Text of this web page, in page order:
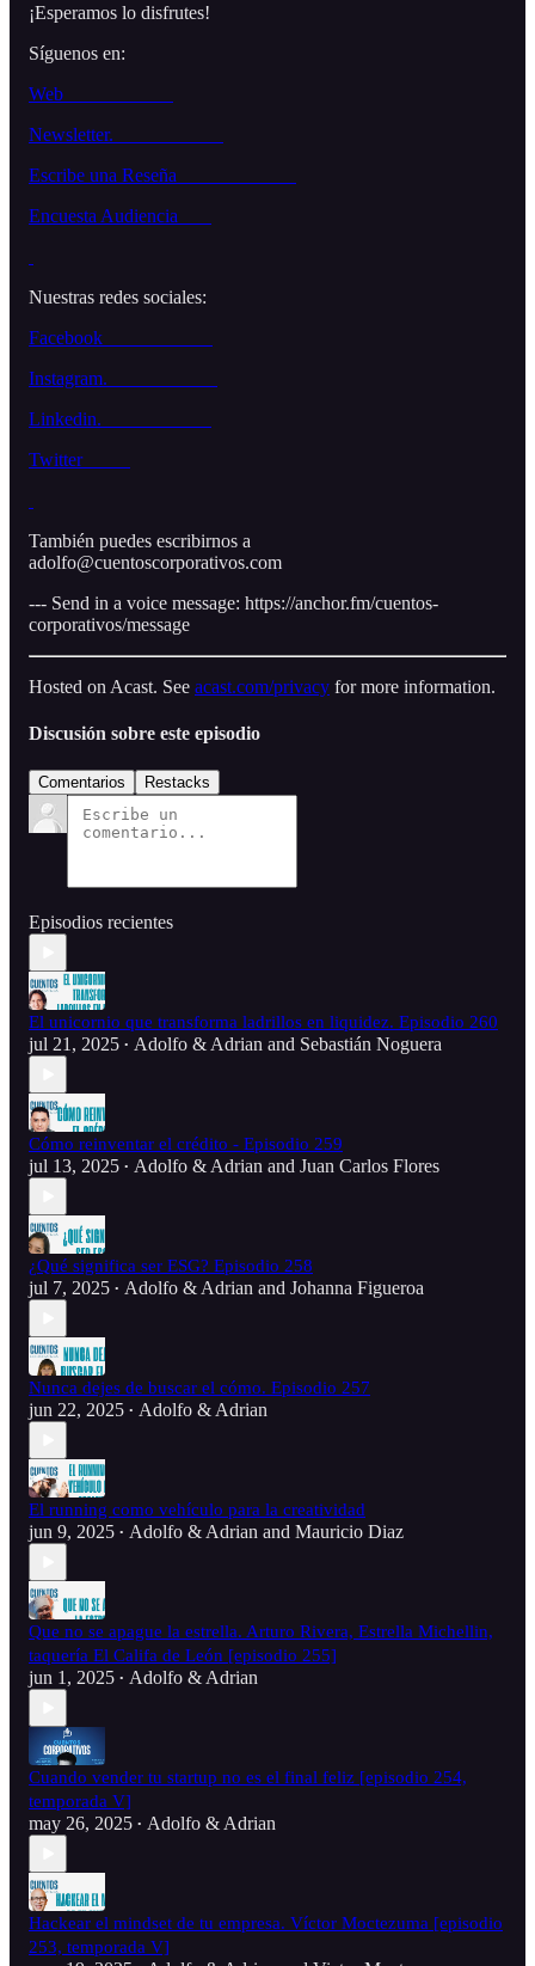
¡Esperamos lo disfrutes!
Síguenos en:
Web
Newsletter.
Escribe una Reseña
Encuesta Audiencia
Nuestras redes sociales:
Facebook
Instagram.
Linkedin.
Twitter
También puedes escribirnos a
adolfo@cuentoscorporativos.com
--- Send in a voice message: https://anchor.fm/cuentos-
corporativos/message
Hosted on Acast. See acast.com/privacy for more information.
Discusión sobre este episodio
Comentarios Restacks
Episodios recientes
El unicornio que transforma ladrillos en liquidez. Episodio 260
jul 21, 2025 • Adolfo & Adrian and Sebastián Noguera
Cómo reinventar el crédito - Episodio 259
jul 13, 2025 • Adolfo & Adrian and Juan Carlos Flores
¿Qué significa ser ESG? Episodio 258
jul 7, 2025 • Adolfo & Adrian and Johanna Figueroa
Nunca dejes de buscar el cómo. Episodio 257
jun 22, 2025 • Adolfo & Adrian
El running como vehículo para la creatividad
jun 9, 2025 • Adolfo & Adrian and Mauricio Diaz
Que no se apague la estrella. Arturo Rivera, Estrella Michellin,
taquería El Califa de León [episodio 255]
jun 1, 2025 • Adolfo & Adrian
Cuando vender tu startup no es el final feliz [episodio 254,
temporada V]
may 26, 2025 • Adolfo & Adrian
Hackear el mindset de tu empresa. Víctor Moctezuma [episodio
253, temporada V]